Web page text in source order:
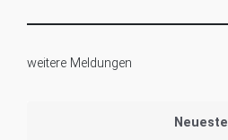
weitere Meldungen
Neueste